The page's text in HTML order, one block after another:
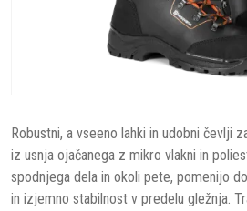
Robustni, a vseeno lahki in udobni čevlji
iz usnja ojačanega z mikro vlakni in
spodnjega dela in okoli pete, pomenijo
in izjemno stabilnost v predelu gležnja.